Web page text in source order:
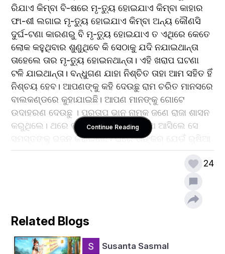
ରିଯାଏ କିମ୍ବା ବି-ଷରେ ମୃ-ତ୍ୟୁ ହୋଇଯାଏ କିମ୍ବା କାହାର
ଫା-ଶୀ ଲଗାଇ ମୃ-ତ୍ୟୁ ହୋଇଯାଏ କିମ୍ବା ଅନ୍ୟ କୌଣସି
ଦୁର୍ଘ-ଟଣା କାରଣରୁ ବି ମୃ-ତ୍ୟୁ ହୋଇଯାଏ ତ ଏଥିରେ କେତେ
ଲୋକ କହୁଥିବାର ଶୁଣୁଥିବେ କି ସେଠାକୁ ଯଦି ନଯାଇଥାନ୍ତା
ତାହେଲେ ତାର ମୃ-ତ୍ୟୁ ହୋଇନଥାନ୍ତା। ଏହି ଖରାପ ଘଟଣା
ଟଳି ଯାଇଥାନ୍ତା। ବନ୍ଧୁଗଣ ଯାହା ନିଶ୍ଚିତ ତାହା ଆମ ସହିତ ହିଁ
ନିଶ୍ଚୟ ହେବ। ଆପଣଙ୍କୁ କହି ଦେଉଛୁ ରାମ ଚରିତ ମାନସରେ
ବାଲକଣ୍ଡରେ କୁହାଯାଇଛି। ଆପଣ ମାନଙ୍କୁ ଗୋଟେ
ଉଦାହରଣ ଦେଉଛୁ । ପ୍ରତାପ ଭାନୁ ନାମକ ଜଣେ ରାଜା ଶାସନ
କରୁଥିଲେ। ଥରେ ତାଙ୍କ ଘରକୁ ବହୁତ ସନ୍ଥ ଆସିଲେ ସେ
ସମସ୍ତଙ୍କୁ ଭଜନ କରାଇଲେ। ଘରେ ତାଙ୍କର ଯେଉଁ ରୁଷିଆ
ସବୁ ସନ୍ଥଙ୍କୁ ଏବଂ ବ୍ରାହ୍ମଣଙ୍କୁ ତାଙ୍କର ଥାଳିରେ ମାଂସ
ପରସି ଦେଲା ଏବଂ ସନ୍ଥମାନେ ଏବଂ ବ୍ରାହ୍ମଣମାନେ ଦେଖିଲେ
ଅଭି-ଶାପ ଦେଲେ କି ତୁ ସବୁଦିନ ପାଇଁ ରାକ୍ଷସ ବନିଜା। ଏବେ
ରାଜା ପ୍ରତାପ ଭାନୁ ମନରେ ବିଚାର କଲେ କି ମୁଁ ଯଦି
ସେମାନଙ୍କୁ ଭଜନ କରେଇବାକୁ ନନେଇଥାନ୍ତି ତାହେଲେ
ମୋର ଏହି ଦୁର୍ଗତି ହୋଇନଥାନ୍ତା। ଏହି ଘଟଣା ମୋ ଉପରୁ
Continue Reading
24
Related Blogs
Susanta Sasmal